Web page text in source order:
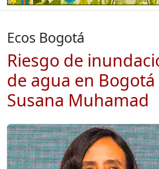
Ecos Bogotá
Riesgo de
de agua en
Susana Muhamad